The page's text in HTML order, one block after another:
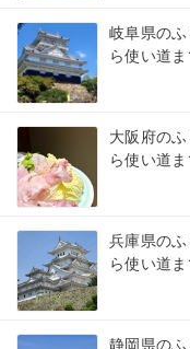
岐阜県の
ら使い道ま
大阪府の
ら使い道ま
兵庫県の
ら使い道ま
静岡県の